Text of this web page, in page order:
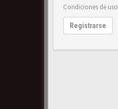
Condiciones de uso
Registrarse